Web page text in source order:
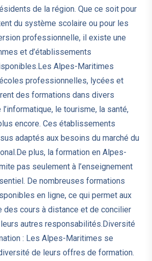
de la région. Que ce soit pour
du système scolaire ou pour les
professionnelle, il existe une
et d’établissements
Alpes-Maritimes
professionnelles, lycées et
des formations dans divers
le tourisme, la santé,
encore. Ces établissements
adaptés aux besoins du marché du
plus, la formation en Alpes-
pas seulement à l’enseignement
De nombreuses formations
en ligne, ce qui permet aux
des cours à distance et de concilier
autres responsabilités.Diversité
: Les Alpes-Maritimes se
de leurs offres de formation.